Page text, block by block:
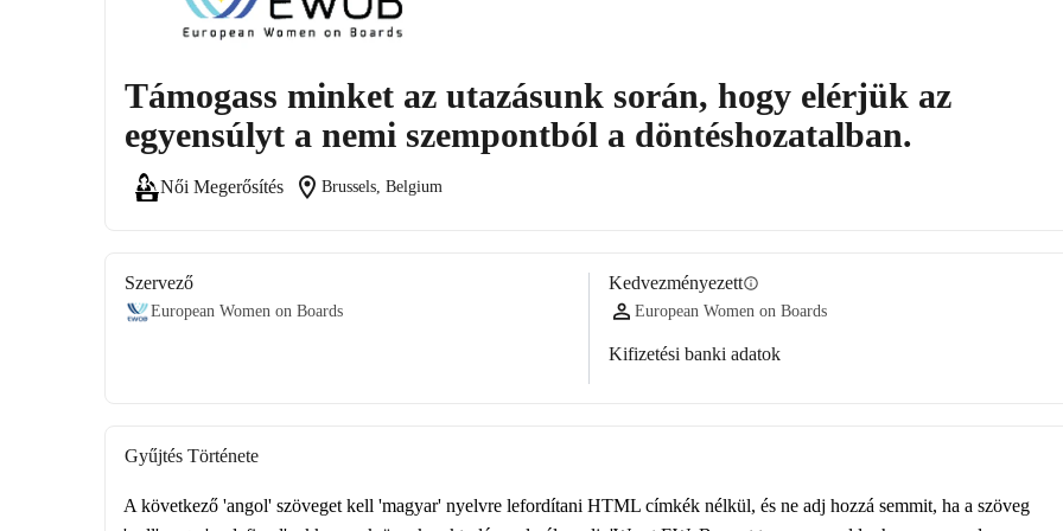
Támogass minket az utazásunk során, hogy elérjük az
egyensúlyt a nemi szempontból a döntéshozatalban.
Női Megerősítés location_on Brussels, Belgium
Szervező
European Women on Boards
Kedvezményezettinfo
European Women on Boards
Kifizetési banki adatok
Gyűjtés Története
A következő 'angol' szöveget kell 'magyar' nyelvre lefordítani HTML címkék nélkül, és ne adj hozzá semmit, ha a szöveg